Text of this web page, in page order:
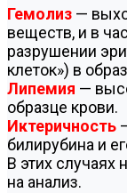
Гемолиз —
веществ, и в
разрушении
клеток») в
Липемия —
образце крови.
Иктеричность
билирубина и
В этих случаях
на анализ.